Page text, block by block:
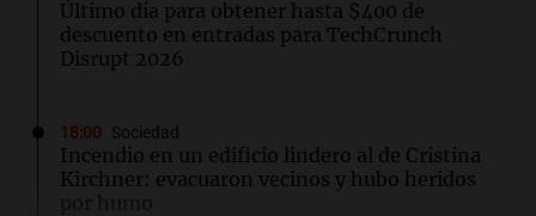
Último día para obtener hasta $400 de
descuento en entradas para TechCrunch
Disrupt 2026
18:00 Sociedad
Incendio en un edificio lindero al de Cristina
Kirchner: evacuaron vecinos y hubo heridos
por humo